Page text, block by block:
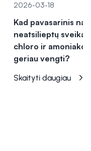
2026-03-18
Kad pavasarinis
neatsilieptų
chloro ir amoniako
geriau vengti?
Skaityti daugiau